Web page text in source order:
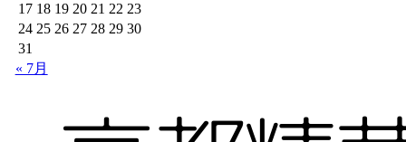
17 18 19 20 21 22 23
24 25 26 27 28 29 30
31
« 7月